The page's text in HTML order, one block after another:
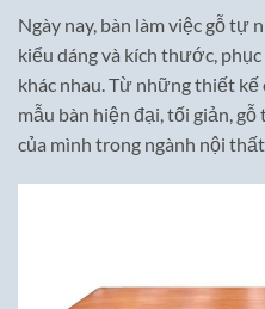
Ngày nay, bàn làm việc gỗ tự
kiểu dáng và kích thước,
khác nhau. Từ những thiết
mẫu bàn hiện đại, tối giản,
của mình trong ngành nội thất.